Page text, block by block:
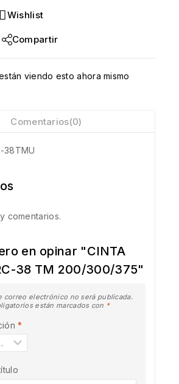
Wishlist
Compartir
viendo esto ahora mismo
Comentarios(0)
38TMU
comentarios.
en opinar "CINTA
38 TM 200/300/375"
correo electrónico no será publicada.
están marcados con *
*